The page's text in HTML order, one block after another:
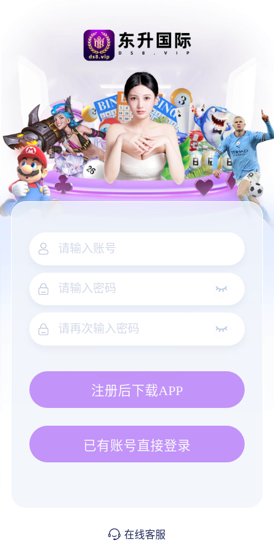
注册后下载APP
已有账号直接登录
在线客服